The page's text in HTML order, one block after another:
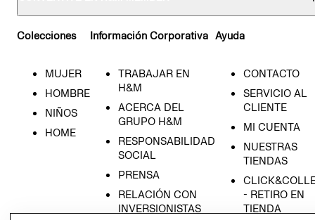
Colecciones
MUJER
HOMBRE
NIÑOS
HOME
Información Corporativa
TRABAJAR EN
H&M
ACERCA DEL
GRUPO H&M
RESPONSABILIDAD
SOCIAL
PRENSA
RELACIÓN CON
INVERSIONISTAS
Ayuda
CONTACTO
SERVICIO AL
CLIENTE
MI CUENTA
NUESTRAS
TIENDAS
- RETIRO EN
TIENDA